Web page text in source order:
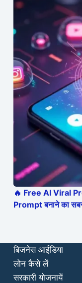
🔥 Free AI Viral
Prompt बनाने का
बिजनेस आईडिया
लोन कैसे लें
सरकारी योजनायें